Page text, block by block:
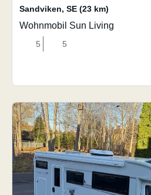
Sandviken, SE (23 km)
Wohnmobil Sun Living
5 5